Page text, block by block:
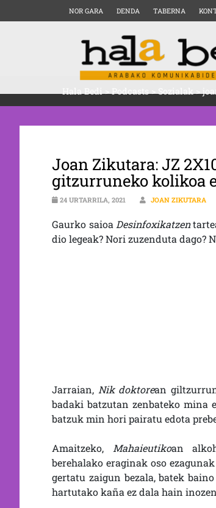
NOR GARA DENDA TABERNA
Hala Bedi>Podcasts>Sozialak>
Joan Zikutara: JZ
gitzurruneko kolikoa
24 URTARRILA, 2021 JOAN ZIKUTARA
Gaurko saioa Desinfoxikatzen
dio legeak? Nori zuzenduta dago?
Jarraian, Nik doktorean
badaki batzutan zenbateko mina
batzuk min hori pairatu edota
Amaitzeko, Mahaieutikoan
berehalako eraginak oso
gertatu zaigun bezala, batek
hartutako kaña ez dala hain